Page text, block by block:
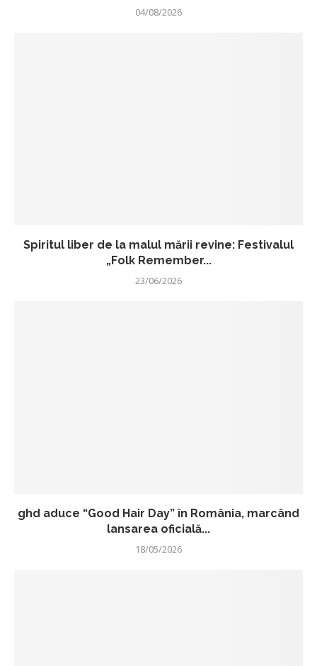
04/08/2026
Spiritul liber de la malul mării revine: Festivalul
„Folk Remember...
23/06/2026
ghd aduce “Good Hair Day” în România, marcând
lansarea oficială...
18/05/2026